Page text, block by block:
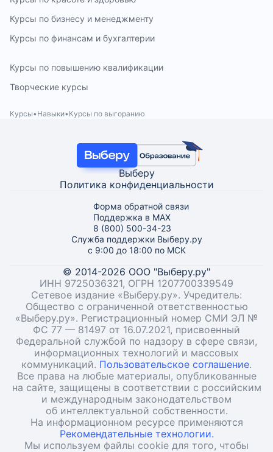
Курсы по бизнесу и менеджменту
Курсы по финансам и бухгалтерии
Курсы по повышению квалификации
Творческие курсы
Курсы Навыки Курсы по выгоранию
Выберу
Политика конфиденциальности
Форма обратной связи
Поддержка в MAX
8 (800) 500-34-23
Служба поддержки Выберу.ру
с 9:00 до 18:00 по МСК
© 2014-2026 ООО "Выберу.ру"
ИНН 9725036321, ОГРН 1207700339549
Сетевое издание «Выберу.ру». Учредитель:
Общество с ограниченной ответственностью
«Выберу.ру». Регистрационный номер СМИ ЭЛ №
ФС 77 — 81497 от 16.07.2021, присвоенный
Федеральной службой по надзору в сфере связи,
информационных технологий и массовых
коммуникаций. Пользовательское соглашение.
Все права на любые материалы, опубликованные
на сайте, защищены в соответствии с российским
и международным законодательством
об интеллектуальной собственности.
На информационном ресурсе применяются
Рекомендательные технологии.
Мы используем файлы cookie для того, чтобы